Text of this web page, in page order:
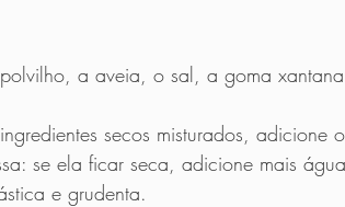
a aveia, o sal, a goma
secos misturados, adicione
se ela ficar seca, adicione mais
e grudenta.